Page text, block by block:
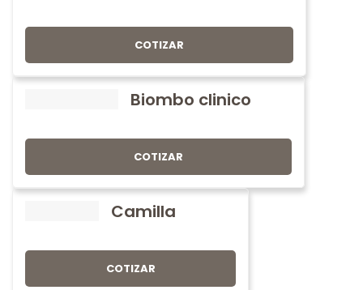
COTIZAR
Biombo clinico
COTIZAR
Camilla
COTIZAR